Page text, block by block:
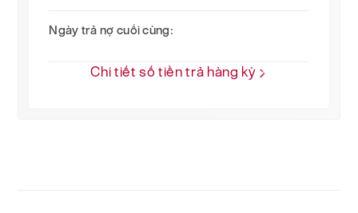
Ngày trả nợ cuối cùng:
Chi tiết số tiền trả hàng kỳ